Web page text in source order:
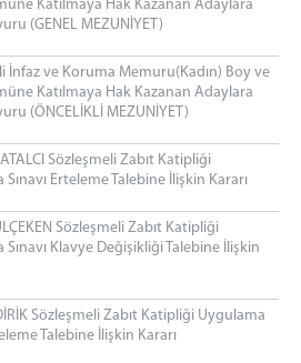
Katılmaya Hak Kazanan Adaylara
(GENEL MEZUNİYET)
İnfaz ve Koruma Memuru(Kadın) Boy ve
Katılmaya Hak Kazanan Adaylara
(ÖNCELİKLİ MEZUNİYET)
Sözleşmeli Zabıt Katipliği
Erteleme Talebine İlişkin Kararı
Sözleşmeli Zabıt Katipliği
Sınavı Klavye Değişikliği Talebine İlişkin
Sözleşmeli Zabıt Katipliği Uygulama
Talebine İlişkin Kararı